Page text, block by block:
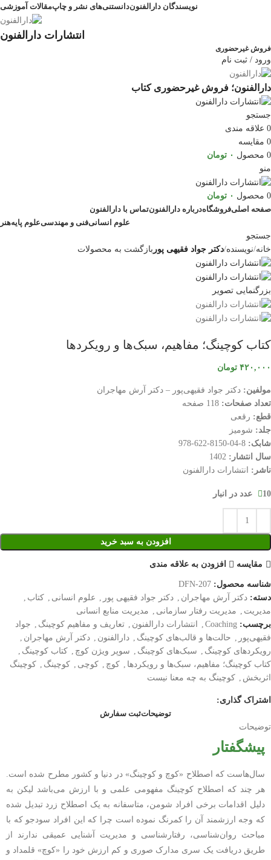
نویسندگان دارالفنوندانستنی‌های نشر و چاپمقالات آموزشی
انتشارات دارالفنون
فروش غیرحضوری
ورود / ثبت نام
دارالفنون؛ فروش غیرحضوری کتاب
جستجو
0 علاقه مندی
0 مقایسه
0 محصول ۰ تومان
منو
0 محصول ۰ تومان
صفحه اصلیفروشگاهدرباره دارالفنونتماس با دارالفنون
علوم انسانیفنی و مهندسیعلوم پایههنر
جستجو
خانه نویسنده دکتر جواد فقیهی پور بازگشت به محصولات
بزرگنمایی تصویر
کتاب کوچینگ؛ مفاهیم، سبک‌ها و رویکردها
۴۲۰,۰۰۰ تومان
مولفین: دکتر جواد فقیهی‌پور – دکتر آرش مهاجران
تعداد صفحات:
قطع: رقعی
جلد: شومیز
شابک:
سال انتشار:
ناشر: انتشارات دارالفنون
10 عدد در انبار
افزودن به سبد خرید
مقایسه افزودن به علاقه مندی
شناسه محصول: DFN-207
دسته: دکتر آرش مهاجران , دکتر جواد فقیهی پور , علوم انسانی , کتاب ,
مدیریت , مدیریت رفتار سازمانی , مدیریت منابع انسانی
برچسب: Coaching
, انتشارات دارالفنون , تعاریف و مفاهیم کوچینگ , جواد
فقیهی‌پور , حالت‌ها و قالب‌های کوچینگ , دارالفنون , دکتر آرش مهاجران ,
رویکردهای کوچینگ , سبک‌های کوچینگ , سوپر ویژن کوچ , کتاب کوچینگ ,
کتاب کوچینگ؛ مفاهیم، سبک‌ها و رویکردها , کوچ , کوچی , کوچینگ , کوچینگ
اثربخش , کوچینگ به چه معنا نیست
اشتراک گذاری:
توضیحاتثبت سفارش
توضیحات
پیشگفتار
سال‌هاست که اصطلاح «کوچ و کوچینگ» در دنیا و کشور مطرح شده است.
هر چند که اصطلاح کوچینگ مفهومی علمی و با ارزش می‌باشد لیکن به
دلیل اقدامات برخی افراد شومن، متاسفانه به یک اصطلاح زرد تبدیل شده
که وجه ارزشمند آن را کمرنگ نموده‌ است چرا که این افراد سودجو که با
مباحث روان‌شناسی، رفتارشناسی و مدیریت آشنایی عمیقی ندارند از
طریق دریافت یک سری مدارک صوری و کم ارزش خود را «کوچ» قلمداد و